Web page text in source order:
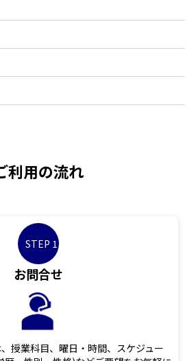
利用の流れ
STEP 1
お問合せ
授業科目、曜日・時間、スケジュー